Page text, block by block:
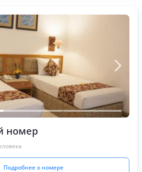
номер
Подробнее о номере